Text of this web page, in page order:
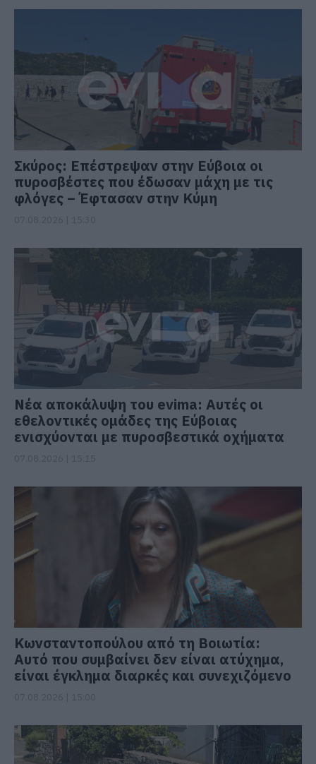
Σκύρος: Επέστρεψαν στην Εύβοια οι
πυροσβέστες που έδωσαν μάχη με τις
φλόγες – Έφτασαν στην Κύμη
Νέα αποκάλυψη του evima: Αυτές οι
εθελοντικές ομάδες της Εύβοιας
ενισχύονται με πυροσβεστικά οχήματα
Κωνσταντοπούλου από τη Βοιωτία:
Αυτό που συμβαίνει δεν είναι ατύχημα,
είναι έγκλημα διαρκές και συνεχιζόμενο